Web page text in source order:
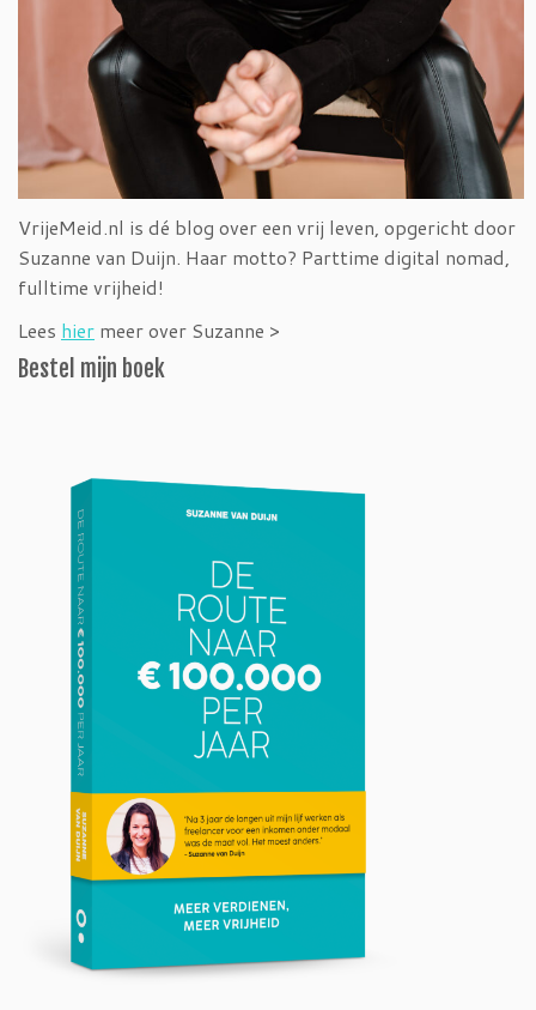
VrijeMeid.nl is dé blog over een vrij leven, opgericht door
Suzanne van Duijn. Haar motto? Parttime digital nomad,
fulltime vrijheid!
Lees hier meer over Suzanne >
Bestel mijn boek